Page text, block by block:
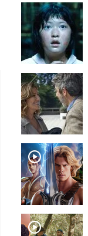
player2
player2